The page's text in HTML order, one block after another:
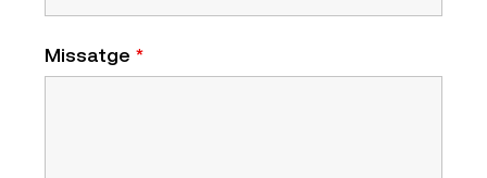
Missatge *